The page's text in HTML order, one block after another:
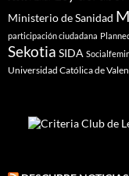
Ministerio de Sanidad
participación ciudadana
Sekotia SIDA
Universidad Católica de